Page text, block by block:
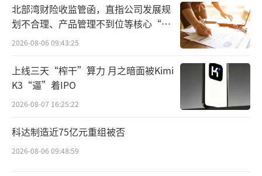
2017年11月30日，蒋建琪身着一笔挺西
在家人与员工代表的共同见证下，完成了上市
敲钟仪式。
北部湾财险收监管函，直指公司发展规
划不合理、产品管理不到位等核心“痛
点”
2026-08-06 09:43:25
上线三天“榨干”算力 月之暗面被Kimi
K3“逼”着IPO
2026-08-07 16:25:22
科达制造近75亿元重组被否
2026-08-06 09:48:59